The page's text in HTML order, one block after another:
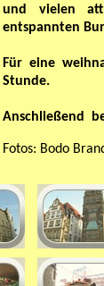
und vielen
entspannten
Für eine
Stunde.
Anschließend
Fotos: Bodo